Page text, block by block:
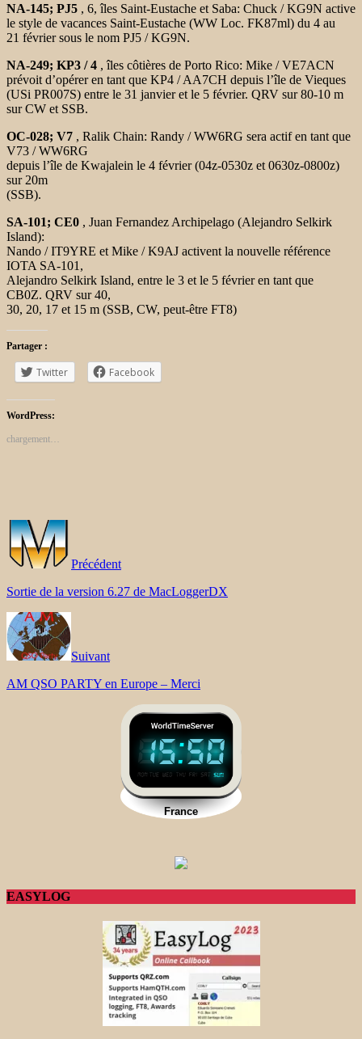
NA-145; PJ5 , 6, îles Saint-Eustache et Saba: Chuck / KG9N active
le style de vacances Saint-Eustache (WW Loc. FK87ml) du 4 au
21 février sous le nom PJ5 / KG9N.
NA-249; KP3 / 4 , îles côtières de Porto Rico: Mike / VE7ACN
prévoit d’opérer en tant que KP4 / AA7CH depuis l’île de Vieques
(USi PR007S) entre le 31 janvier et le 5 février. QRV sur 80-10 m
sur CW et SSB.
OC-028; V7 , Ralik Chain: Randy / WW6RG sera actif en tant que
V73 / WW6RG
depuis l’île de Kwajalein le 4 février (04z-0530z et 0630z-0800z)
sur 20m
(SSB).
SA-101; CE0 , Juan Fernandez Archipelago (Alejandro Selkirk
Island):
Nando / IT9YRE et Mike / K9AJ activent la nouvelle référence
IOTA SA-101,
Alejandro Selkirk Island, entre le 3 et le 5 février en tant que
CB0Z. QRV sur 40,
30, 20, 17 et 15 m (SSB, CW, peut-être FT8)
Partager :
Twitter Facebook
WordPress:
chargement…
Précédent
Sortie de la version 6.27 de MacLoggerDX
Suivant
AM QSO PARTY en Europe – Merci
EASYLOG